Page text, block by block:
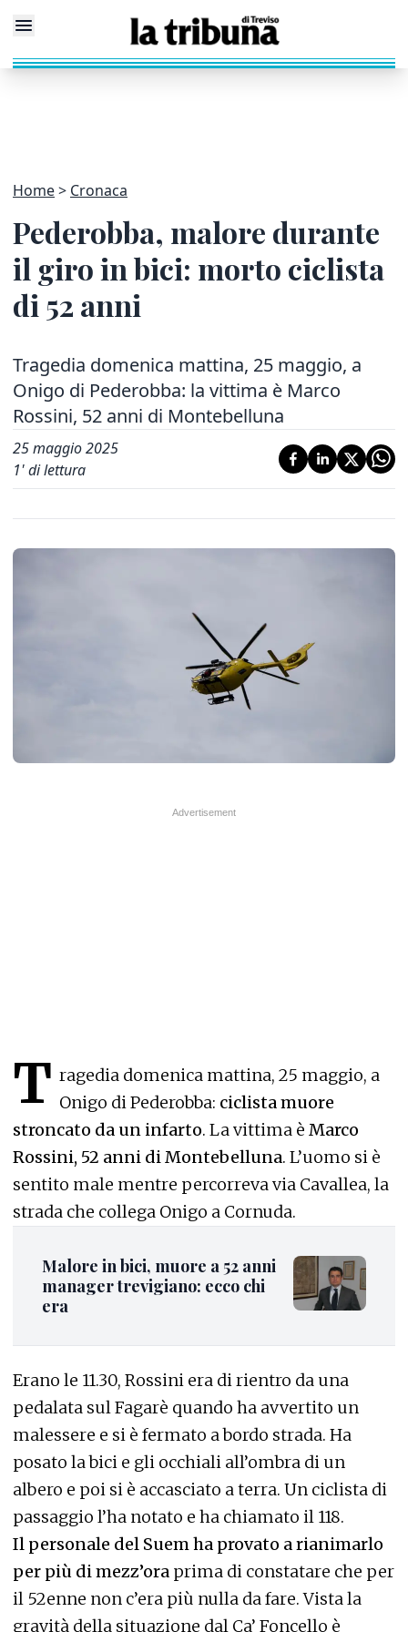
Home Cronaca
Pederobba, malore durante
il giro in bici: morto ciclista
di 52 anni
Tragedia domenica mattina, 25 maggio, a
Onigo di Pederobba: la vittima è Marco
Rossini, 52 anni di Montebelluna
25 maggio 2025
1' di lettura
T ragedia domenica mattina, 25 maggio, a
Onigo di Pederobba: ciclista muore
stroncato da un infarto. La vittima è Marco
Rossini, 52 anni di Montebelluna. L’uomo si è
sentito male mentre percorreva via Cavallea, la
strada che collega Onigo a Cornuda.
Malore in bici, muore a 52 anni
manager trevigiano: ecco chi
era
Erano le 11.30, Rossini era di rientro da una
pedalata sul Fagarè quando ha avvertito un
malessere e si è fermato a bordo strada. Ha
posato la bici e gli occhiali all’ombra di un
albero e poi si è accasciato a terra. Un ciclista di
passaggio l’ha notato e ha chiamato il 118.
Il personale del Suem ha provato a rianimarlo
per più di mezz’ora prima di constatare che per
il 52enne non c’era più nulla da fare. Vista la
gravità della situazione dal Ca’ Foncello è